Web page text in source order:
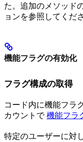
た。追加のメソッド
ョンを参照してくだ
機能フラグの有効化
フラグ構成の取得
コード内に機能フラ
カウントで機能フラ
特定のユーザーに対